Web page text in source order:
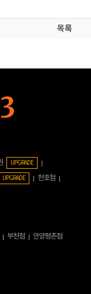
목록
UPGRADE
UPGRADE
천호점
부천점 안양평촌점